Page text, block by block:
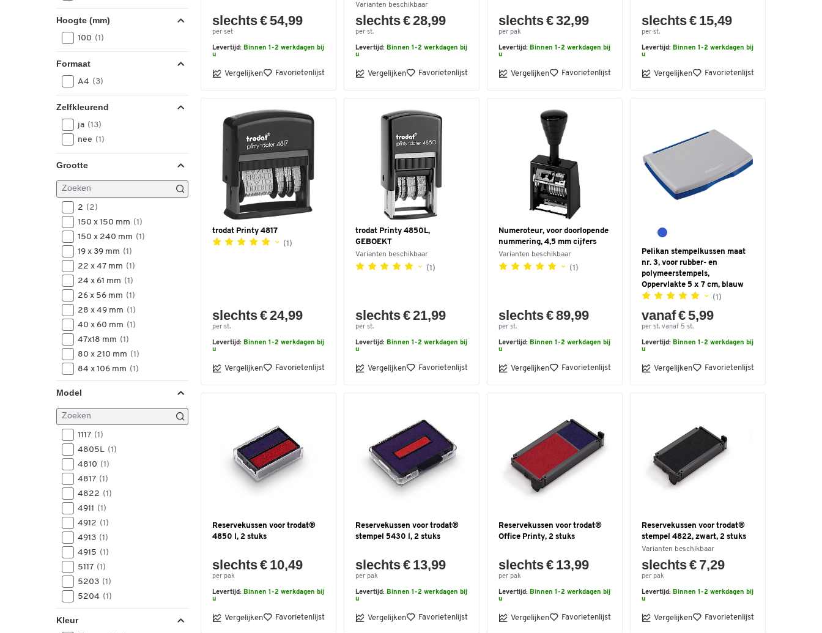
Hoogte (mm)
100 (1)
Formaat
A4 (3)
Zelfkleurend
ja (13)
nee (1)
Grootte
2 (2)
150 x 150 mm (1)
150 x 240 mm (1)
19 x 39 mm (1)
22 x 47 mm (1)
24 x 61 mm (1)
26 x 56 mm (1)
28 x 49 mm (1)
40 x 60 mm (1)
47x18 mm (1)
80 x 210 mm (1)
84 x 106 mm (1)
85x210 mm(1)
grootte 3, 70 x 50 mm, 70 x
50 mm
grootte 4, 41 x 24 mm, 41 x
Model
1117 (1)
4805L (1)
4810 (1)
4817 (1)
4822 (1)
4911 (1)
4912 (1)
4913 (1)
4915 (1)
5117 (1)
5203 (1)
5204 (1)
5206(1)
Kleur
slechts € 54,99
per set
Levertijd: Binnen 1-2 werkdagen bij
u
Vergelijken Favorietenlijst
Varianten beschikbaar
slechts € 28,99
per st.
Levertijd: Binnen 1-2 werkdagen bij
u
Vergelijken Favorietenlijst
slechts € 32,99
per pak
Levertijd: Binnen 1-2 werkdagen bij
u
Vergelijken Favorietenlijst
slechts € 15,49
per st.
Levertijd: Binnen 1-2 werkdagen bij
u
Vergelijken Favorietenlijst
trodat Printy 4817
(1)
slechts € 24,99
per st.
Levertijd: Binnen 1-2 werkdagen bij
u
Vergelijken Favorietenlijst
trodat Printy 4850L,
GEBOEKT
Varianten beschikbaar
(1)
slechts € 21,99
per st.
Levertijd: Binnen 1-2 werkdagen bij
u
Vergelijken Favorietenlijst
Numeroteur, voor doorlopende
nummering, 4,5 mm cijfers
Varianten beschikbaar
(1)
slechts € 89,99
per st.
Levertijd: Binnen 1-2 werkdagen bij
u
Vergelijken Favorietenlijst
Pelikan stempelkussen maat
nr. 3, voor rubber- en
polymeerstempels,
Oppervlakte 5 x 7 cm, blauw
(1)
vanaf € 5,99
per st. vanaf 5 st.
Levertijd: Binnen 1-2 werkdagen bij
u
Vergelijken Favorietenlijst
Reservekussen voor trodat®
4850 l, 2 stuks
slechts € 10,49
per pak
Levertijd: Binnen 1-2 werkdagen bij
u
Vergelijken Favorietenlijst
Reservekussen voor trodat®
stempel 5430 l, 2 stuks
slechts € 13,99
per pak
Levertijd: Binnen 1-2 werkdagen bij
u
Vergelijken Favorietenlijst
Reservekussen voor trodat®
Office Printy, 2 stuks
slechts € 13,99
per pak
Levertijd: Binnen 1-2 werkdagen bij
u
Vergelijken Favorietenlijst
Reservekussen voor trodat®
stempel 4822, zwart, 2 stuks
Varianten beschikbaar
slechts € 7,29
per pak
Levertijd: Binnen 1-2 werkdagen bij
u
Vergelijken Favorietenlijst